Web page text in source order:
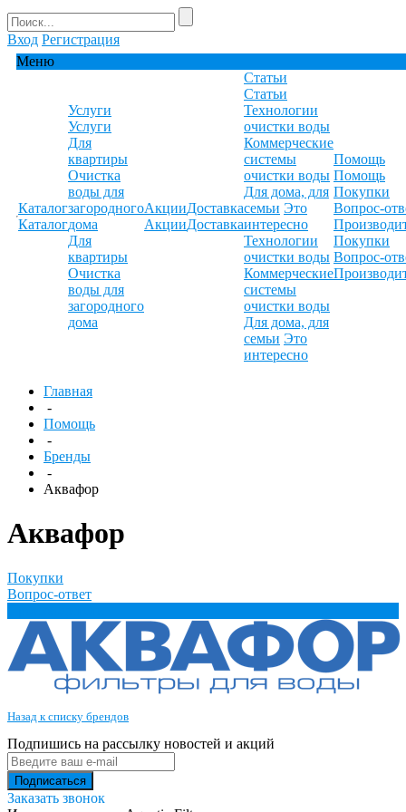
Вход Регистрация
Меню
Каталог
Каталог
Услуги
Услуги
Для
квартиры
Очистка
воды для
загородного
дома
Для
квартиры
Очистка
воды для
загородного
дома
Акции
Акции
Доставка
Доставка
Статьи
Статьи
Технологии
очистки воды
Коммерческие
системы
очистки воды
Для дома, для
семьи Это
интересно
Технологии
очистки воды
Коммерческие
системы
очистки воды
Для дома, для
семьи Это
интересно
Помощь
Помощь
Покупки
Вопрос-
Покупки
Вопрос-
Главная
-
Помощь
-
Бренды
-
Аквафор
Аквафор
Покупки
Вопрос-ответ
Назад к списку брендов
Подпишись на рассылку новостей и акций
Заказать звонок